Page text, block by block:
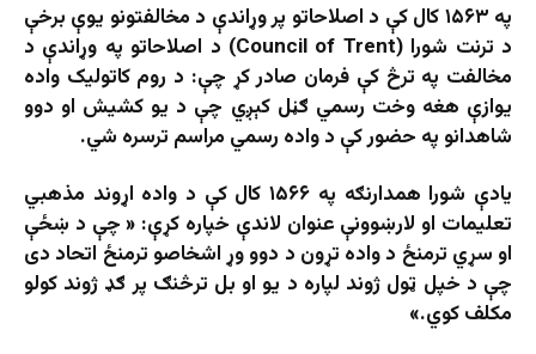
په ۱۵۶۳ کال کې د اصلاحاتو پر وړاندې د مخالفتونو يوې برخې
د ترنت شورا (Council of Trent) د اصلاحاتو په وړاندې د
مخالفت په ترڅ کې فرمان صادر کړ چې: د روم کاتوليک واده
يوازې هغه وخت رسمي ګڼل کېږي چې د يو کشيش او دوو
شاهدانو په حضور کې د واده رسمي مراسم ترسره شي.
یادې شورا همدارنګه په ۱۵۶۶ کال کې د واده اړوند مذهبي
تعليمات او لارښوونې عنوان لاندې خپاره کړې: « چې د ښځې
او سړي ترمنځ د واده تړون د دوو وړ اشخاصو ترمنځ اتحاد دی
چې د خپل ټول ژوند لپاره د یو او بل ترڅنګ پر ګډ ژوند کولو
مکلف کوي.»